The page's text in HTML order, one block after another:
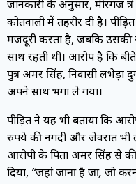
जानकारी के अनुसार, मीरगंज
कोतवाली में तहरीर दी है।
मजदूरी करता है, जबकि उसकी
साथ रहती थी। आरोप है कि
पुत्र अमर सिंह, निवासी लभेड़ा
अपने साथ भगा ले गया।
पीड़ित ने यह भी बताया कि
रुपये की नगदी और जेवरात भी
आरोपी के पिता अमर सिंह से
दिया, “जहां जाना है जा, जो